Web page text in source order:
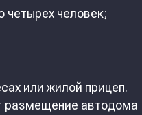
человек;
или жилой прицеп.
размещение автодома